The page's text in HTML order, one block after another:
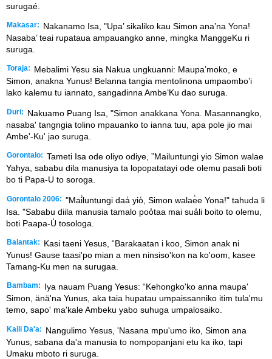
surugaé.
Makasar:
Nakanamo Isa, "Upa’ sikaliko kau Simon ana’na Yona!
Nasaba’ teai rupataua ampauangko anne, mingka ManggeKu ri
suruga.
Toraja:
Mebalimi Yesu sia Nakua ungkuanni: Maupa’moko, e
Simon, anakna Yunus! Belanna tangia mentolinona umpaombo’i
lako kalemu tu iannato, sangadinna Ambe’Ku dao suruga.
Duri:
Nakuamo Puang Isa, "Simon anakkana Yona. Masannangko,
nasaba' tangngia tolino mpauanko to ianna tuu, apa pole jio mai
Ambe'-Ku' jao suruga.
Gorontalo: Tameti Isa ode oliyo odiye, ”Mailuntungi yio Simon walae
Yahya, sababu dila manusiya ta lopopatatayi ode olemu pasali boti
bo ti Papa-U to soroga.
Gorontalo 2006: "Mai̒luntungi daa̒ yio̒, Simon walae̒e Yona!" tahuda li
Isa. "Sababu diila manusia tamalo poo̒taa mai sua̒li boito to olemu,
boti Paapa-U̒ tosologa.
Balantak:
Kasi taeni Yesus, “Barakaatan i koo, Simon anak ni
Yunus! Gause taasi'po mian a men ninsiso'kon na ko'oom, kasee
Tamang-Ku men na surugaa.
Bambam:
Iya nauam Puang Yesus: “Kehongko'ko anna maupa'
Simon, änä'na Yunus, aka taia hupatau umpaissanniko itim tula'mu
temo, sapo' ma'kale Ambeku yabo suhuga umpalosaiko.
Kaili Da'a:
Nangulimo Yesus, 'Nasana mpu'umo iko, Simon ana
Yunus, sabana da'a manusia to nompopanjani etu ka iko, tapi
Umaku mboto ri suruga.